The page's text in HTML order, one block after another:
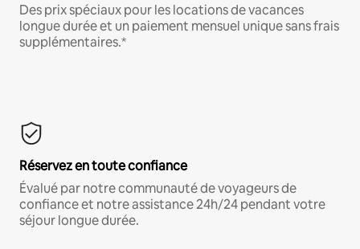
Des prix spéciaux pour les locations de vacances
longue durée et un paiement mensuel unique sans frais
supplémentaires.*
Réservez en toute confiance
Évalué par notre communauté de voyageurs de
confiance et notre assistance 24h/24 pendant votre
séjour longue durée.